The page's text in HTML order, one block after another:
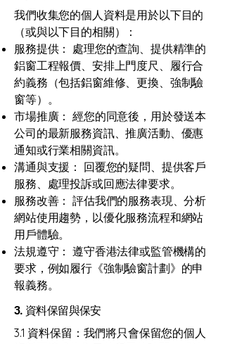
我們收集您的個人資料是用於以下目的
（或與以下目的相關）：
服務提供： 處理您的查詢、提供精準的
鋁窗工程報價、安排上門度尺、履行合
約義務（包括鋁窗維修、更換、強制驗
窗等）。
市場推廣： 經您的同意後，用於發送本
公司的最新服務資訊、推廣活動、優惠
通知或行業相關資訊。
溝通與支援： 回覆您的疑問、提供客戶
服務、處理投訴或回應法律要求。
服務改善： 評估我們的服務表現、分析
網站使用趨勢，以優化服務流程和網站
用戶體驗。
法規遵守： 遵守香港法律或監管機構的
要求，例如履行《強制驗窗計劃》的申
報義務。
3. 資料保留與保安
3.1 資料保留： 我們將只會保留您的個人